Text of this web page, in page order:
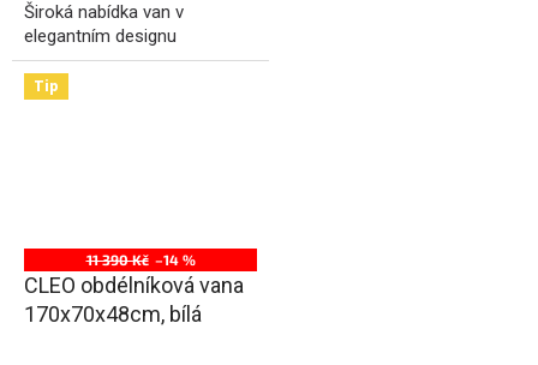
Široká nabídka van v
elegantním designu
Tip
11 390 Kč –14 %
CLEO obdélníková vana
170x70x48cm, bílá